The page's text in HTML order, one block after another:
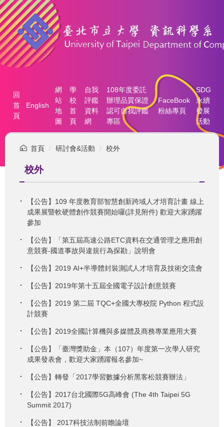
跳
到
主
要
內
容
回
首
頁
English
網
站
地
圖
學
校
首
頁
自我
評鑑
資料
網
108年度委託
辦理品質保證
認可自我評鑑
專區
FaceBook
粉絲專頁
SDG
永續
發展
活動
首頁 研討會&活動 校外
校外
【公告】109 年度教育部智慧創新跨域人才培育計畫 線上
成果展暨軟硬體創作競賽開始囉(詳見附件) 歡迎大家踴躍
參加
【公告】「第五屆高速公路ETC資料在交通管理之應用創
意競賽-國道事故與違規行為探勘」說明會
【公告】2019 AI+半導體封裝測試人才培育及技術交流會
【公告】2019年第十五屆全國電子設計創意競賽
【公告】2019 第二屆 TQC+全國大專校院 Python 程式設
計競賽
【公告】2019全國計算機與多媒體及商務專業應用大賽
【公告】「臺灣獎助金」本（107）年度第一次學人研究
成果發表會，歡迎大家踴躍報名參加~
【公告】轉發「2017學習數據分析黑客松競賽辦法」
【公告】2017台北國際5G高峰會 (The 4th Taipei 5G
Summit 2017)
【公告】 2017科技法制前瞻論壇